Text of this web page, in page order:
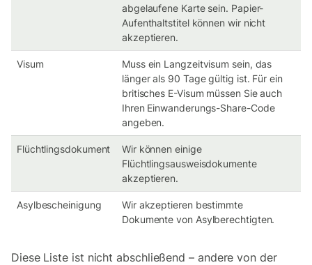
abgelaufene Karte sein. Papier-
Aufenthaltstitel können wir nicht
akzeptieren.
Visum
Muss ein Langzeitvisum sein, das
länger als 90 Tage gültig ist. Für ein
britisches E-Visum müssen Sie auch
Ihren Einwanderungs-Share-Code
angeben.
Flüchtlingsdokument
Wir können einige
Flüchtlingsausweisdokumente
akzeptieren.
Asylbescheinigung
Wir akzeptieren bestimmte
Dokumente von Asylberechtigten.
Diese Liste ist nicht abschließend – andere von der